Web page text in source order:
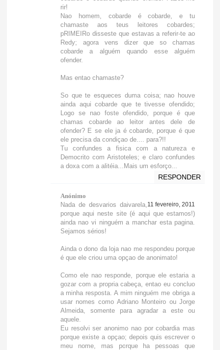
rir!
Nao homem, cobarde é cobarde, e tu
chamaste aos teus leitores cobardes;
pRIMEIRo disseste que estavas a referir-te ao
Redy; agora vens dizer que so chamas
cobarde a alguém quando esse alguém
ofender.
Mas entao chamaste?
So que te esqueces duma coisa; nao houve
ainda aqui cobarde que te tivesse ofendido;
Logo se nao foste ofendido, porque é que
chamas cobarde ao leitor antes dele de
ofender? E se ele ja é cobarde, porque é que
ele precisa da condiçao de.... para?!!
Tu confundes a fisica com a natureza e
Democrito com Aristoteles; e claro confundes
a doxa com a alitéia...Mais um esforço...
RESPONDER
Anónimo
11 fevereiro, 2011
Nada de desvarios daivarela,
porque aqui neste site (é aqui que estamos!)
ainda nao vi ninguém a manchar esta pagina.
Sejamos sérios!
Ainda o dono da loja nao me respondeu porque
é que ele criou uma opçao de anonimato!
Como ele nao responde, porque ele estaria a
gozar com a propria cabeça, entao eu concluo
a minha resposta. A mim ninguém me obriga a
usar nomes como Adriano Monteiro ou Jorge
Almeida, somente para agradar a este ou
aquele.
Eu resolvi ser anonimo nao por cobardia mas
porque existe a opçao; depois quis escrever o
meu nome, mas porque ha pessoas que